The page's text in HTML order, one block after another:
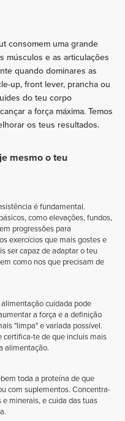
consomem uma grande
músculos e as articulações
quando dominares as
up, front lever, prancha ou
do teu corpo
a força máxima. Temos
os teus resultados.
mesmo o teu
é fundamental.
como elevações, fundos,
progressões para
exercícios que mais gostes e
ser capaz de adaptar o teu
como nos que precisam de
cuidada pode
a força e a definição
"limpa" e variada possível.
certifica-te de que incluis mais
alimentação.
toda a proteína de que
com suplementos. Concentra-
minerais, e cuida das tuas